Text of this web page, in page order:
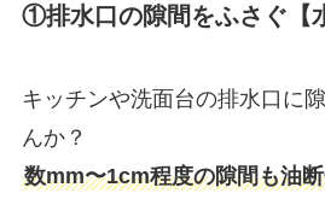
①排水口の隙間をふさぐ【
キッチンや洗面台の排水口に
んか？
数mm〜1cm程度の隙間も油